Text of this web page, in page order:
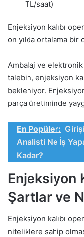
TL/saat)
Enjeksiyon kalıbı
on yılda ortalama bir
Ambalaj ve
talebin, enjeksiyon
bekleniyor.
parça üretiminde
En Popüler:
Analisti Ne İş
Kadar?
Enjeksiyon
Şartlar ve
Enjeksiyon kalıbı
niteliklere sahip